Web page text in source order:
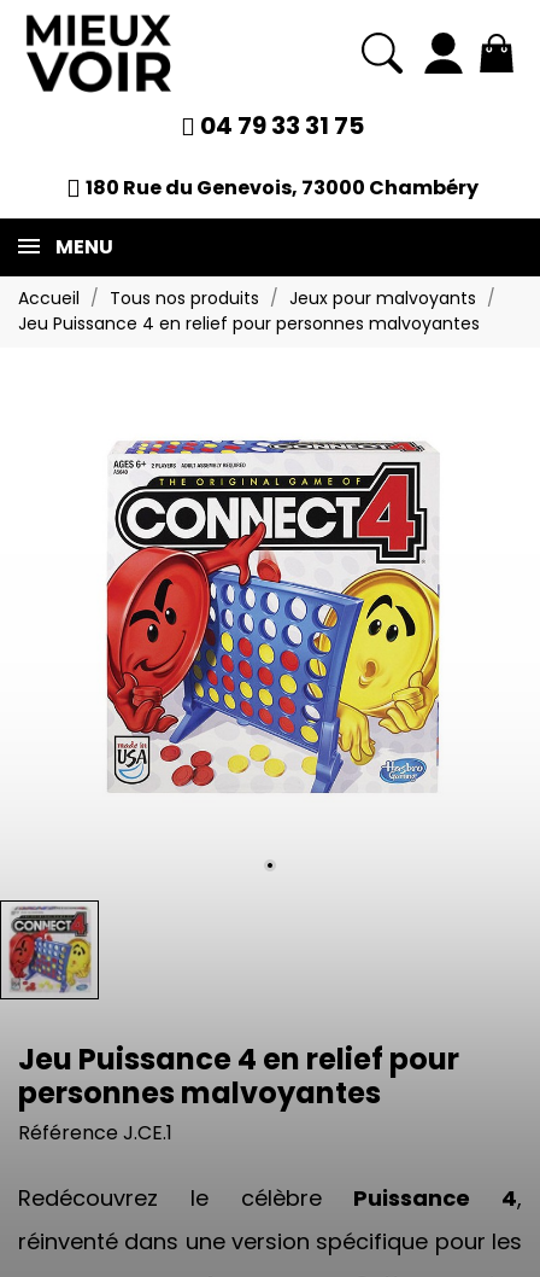
04 79 33 31 75
180 Rue du Genevois, 73000 Chambéry
MENU
Accueil Tous nos produits
Jeux pour malvoyants
Jeu Puissance 4 en relief pour personnes malvoyantes
Jeu Puissance 4 en relief pour
personnes malvoyantes
Référence J.CE.1
Redécouvrez le célèbre Puissance 4,
réinventé dans une version spécifique pour les